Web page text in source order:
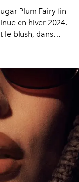
Plum Fairy fin
en hiver 2024.
le blush, dans
seulement sur
et les lèvres.
ce